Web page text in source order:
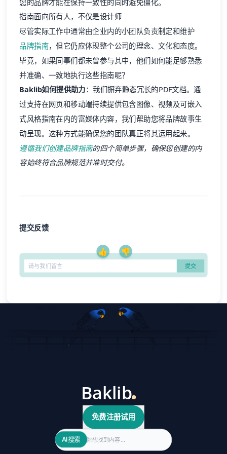
您的品牌才能在保持一致性的同时避免僵化。
指南面向所有人，不仅是设计师
尽管实际工作中通常由企业内的小团队负责制定和维护
品牌指南，但它仍应体现整个公司的理念、文化和态度。
毕竟，如果同事们都未曾参与其中，他们如何能足够熟悉
并准确、一致地执行这些指南呢？
Baklib如何提供助力：我们摒弃静态冗长的PDF文档。通
过支持在网页和移动端持续提供包含图像、视频及可嵌入
式风格指南在内的富媒体内容，我们帮助您将品牌故事生
动呈现。这种方式能确保您的团队真正将其运用起来。
遵循我们创建品牌指南的四个简单步骤，确保您创建的内
容始终符合品牌规范并准时交付。
提交反馈
👍 👎
免费注册试用
Search
AI搜索